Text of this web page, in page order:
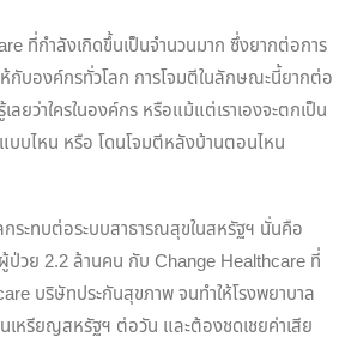
ที่กำลังเกิดขึ้นเป็นจำนวนมาก ซึ่งยากต่อการ
กับองค์กรทั่วโลก การโจมตีในลักษณะนี้ยากต่อ
ลยว่าใครในองค์กร หรือแม้แต่เราเองจะตกเป็น
บบไหน หรือ โดนโจมตีหลังบ้านตอนไหน
ระทบต่อระบบสาธารณสุขในสหรัฐฯ นั่นคือ
วย 2.2 ล้านคน กับ Change Healthcare ที่
บริษัทประกันสุขภาพ จนทำให้โรงพยาบาล
เหรียญสหรัฐฯ ต่อวัน และต้องชดเชยค่าเสีย